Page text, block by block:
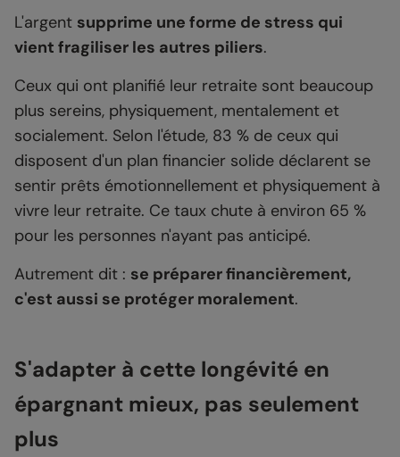
L'argent supprime une forme de stress qui
vient fragiliser les autres piliers.
Ceux qui ont planifié leur retraite sont beaucoup
plus sereins, physiquement, mentalement et
socialement. Selon l'étude, 83 % de ceux qui
disposent d'un plan financier solide déclarent se
sentir prêts émotionnellement et physiquement à
vivre leur retraite. Ce taux chute à environ 65 %
pour les personnes n'ayant pas anticipé.
Autrement dit : se préparer financièrement,
c'est aussi se protéger moralement.
S'adapter à cette longévité en
épargnant mieux, pas seulement
plus